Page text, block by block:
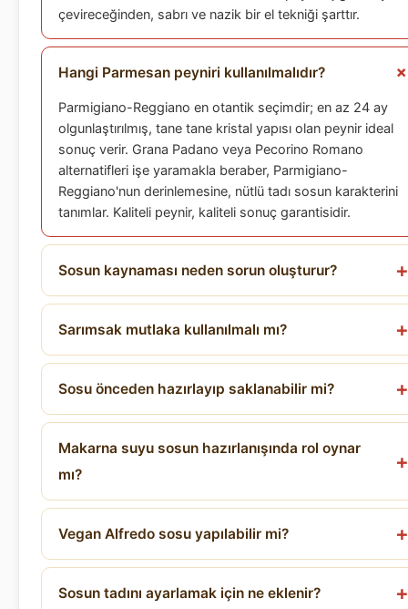
çevireceğinden, sabrı ve nazik bir el tekniği şarttır.
Hangi Parmesan peyniri kullanılmalıdır?
Parmigiano-Reggiano en otantik seçimdir; en az 24 ay
olgunlaştırılmış, tane tane kristal yapısı olan peynir ideal
sonuç verir. Grana Padano veya Pecorino Romano
alternatifleri işe yaramakla beraber, Parmigiano-
Reggiano'nun derinlemesine, nütlü tadı sosun karakterini
tanımlar. Kaliteli peynir, kaliteli sonuç garantisidir.
Sosun kaynaması neden sorun oluşturur?
Sarımsak mutlaka kullanılmalı mı?
Sosu önceden hazırlayıp saklanabilir mi?
Makarna suyu sosun hazırlanışında rol oynar
mı?
Vegan Alfredo sosu yapılabilir mi?
Sosun tadını ayarlamak için ne eklenir?